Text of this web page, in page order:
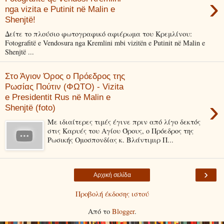
nga vizita e Putinit në Malin e
Shenjtë!
›
Δείτε το πλούσιο φωτογραφικό αφιέρωμα του Κρεμλίνου:
Fotografitë e Vendosura nga Kremlini mbi vizitën e Putinit në Malin e
Shenjtë ...
Στο Άγιον Όρος ο Πρόεδρος της
Ρωσίας Πούτιν (ΦΩΤΟ) - Vizita
e Presidentit Rus në Malin e
Shenjtë (foto)
›
Με ιδιαίτερες τιμές έγινε πριν από λίγο δεκτός
στις Καρυές του Αγίου Όρους, ο Πρόεδρος της
Ρωσικής Ομοσπονδίας κ. Βλάντιμιρ Π...
›
Αρχική σελίδα
Προβολή έκδοσης ιστού
Από το Blogger.